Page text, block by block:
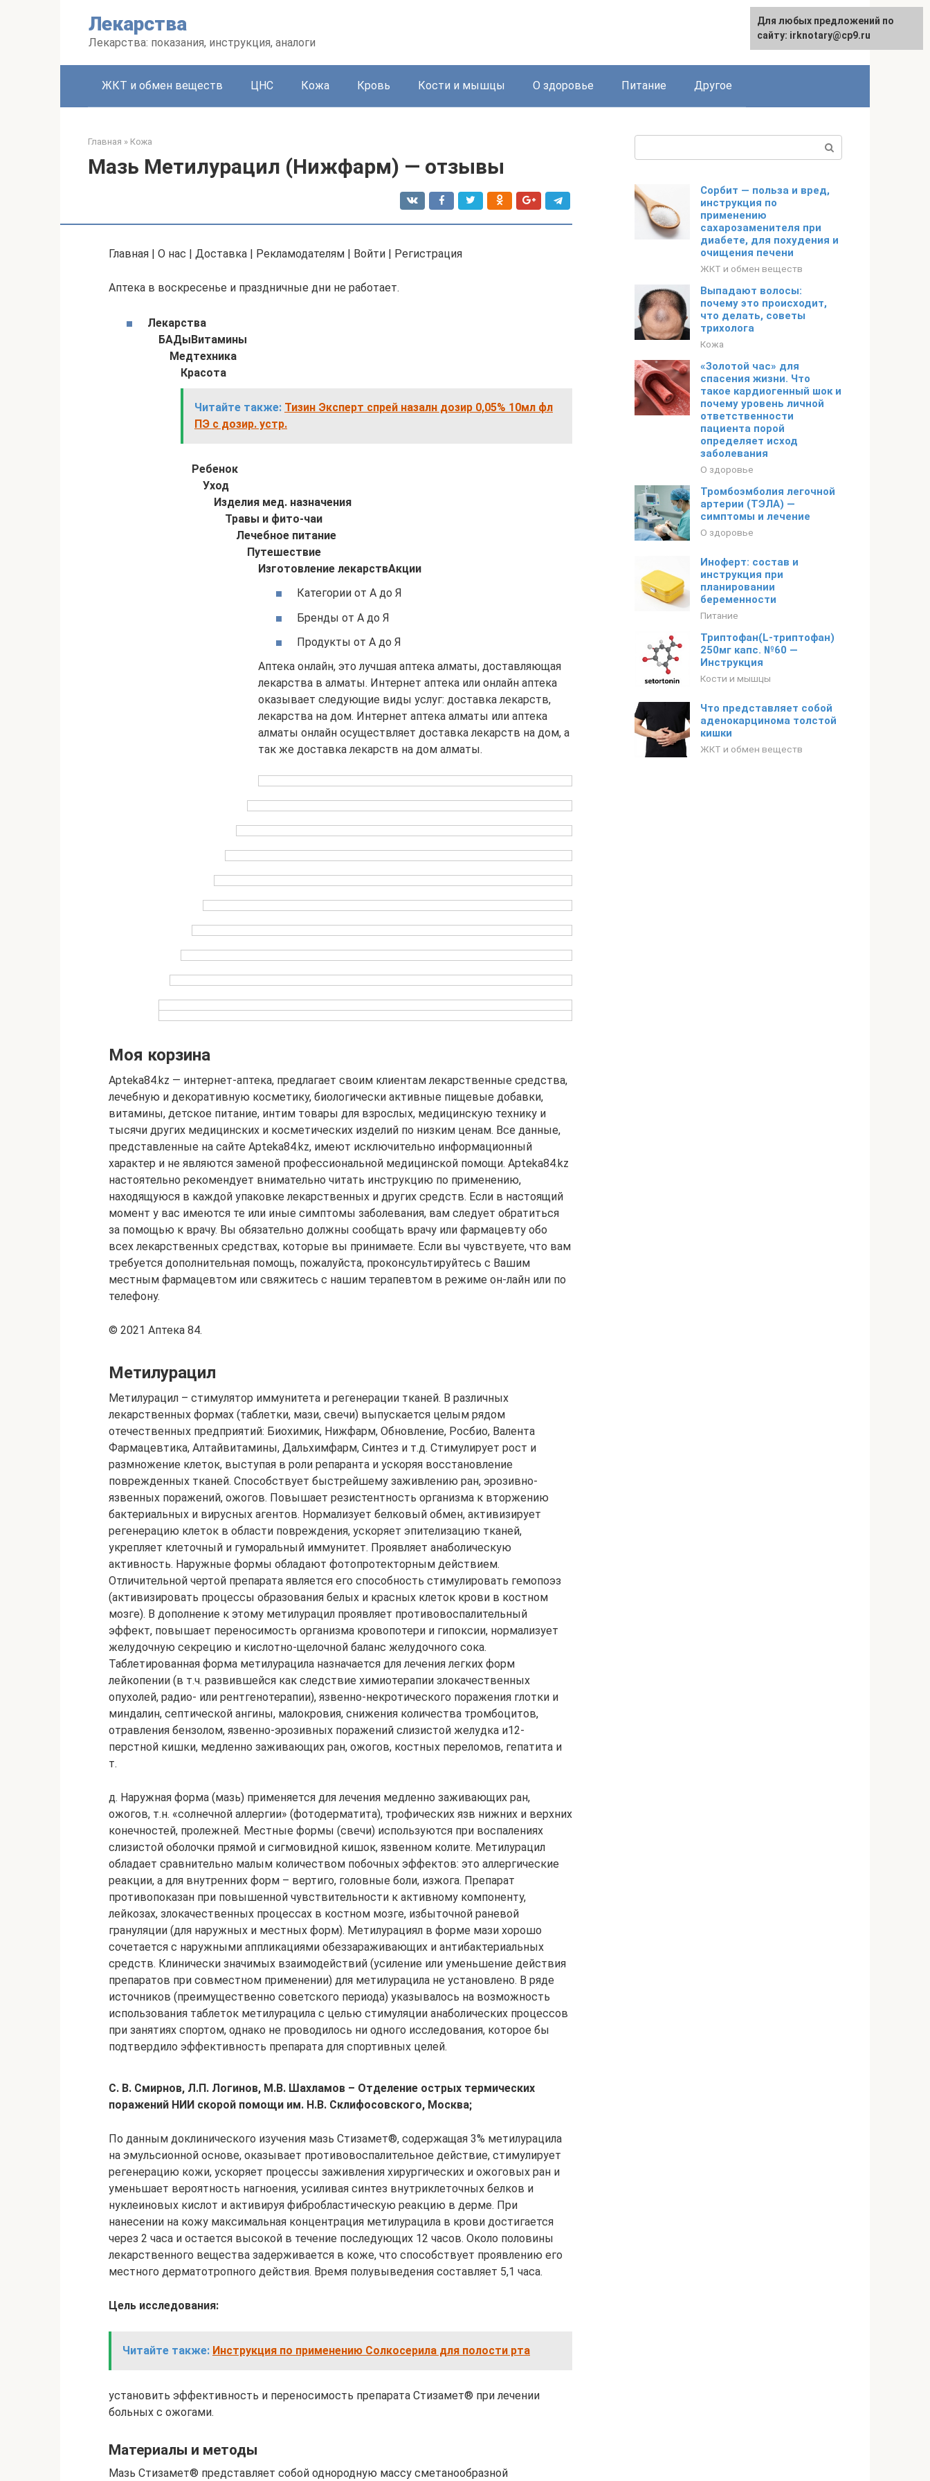
Лекарства
Лекарства: показания, инструкция, аналоги
ЖКТ и обмен веществ ЦНС Кожа Кровь Кости и мышцы О здоровье Питание Другое
Главная » Кожа
Мазь Метилурацил (Нижфарм) — отзывы
Главная | О нас | Доставка | Рекламодателям | Войти | Регистрация
Аптека в воскресенье и праздничные дни не работает.
Лекарства
БАДы Витамины
Медтехника
Красота
Читайте также: Тизин Эксперт спрей назалн дозир 0,05% 10мл фл
ПЭ с дозир. устр.
Ребенок
Уход
Изделия мед. назначения
Травы и фито-чаи
Лечебное питание
Путешествие
Изготовление лекарствАкции
Категории от А до Я
Бренды от А до Я
Продукты от А до Я
Аптека онлайн, это лучшая аптека алматы, доставляющая
лекарства в алматы. Интернет аптека или онлайн аптека
оказывает следующие виды услуг: доставка лекарств,
лекарства на дом. Интернет аптека алматы или аптека
алматы онлайн осуществляет доставка лекарств на дом, а
так же доставка лекарств на дом алматы.
Моя корзина
Apteka84.kz — интернет-аптека, предлагает своим клиентам лекарственные средства,
лечебную и декоративную косметику, биологически активные пищевые добавки,
витамины, детское питание, интим товары для взрослых, медицинскую технику и
тысячи других медицинских и косметических изделий по низким ценам. Все данные,
представленные на сайте Apteka84.kz, имеют исключительно информационный
характер и не являются заменой профессиональной медицинской помощи. Apteka84.kz
настоятельно рекомендует внимательно читать инструкцию по применению,
находящуюся в каждой упаковке лекарственных и других средств. Если в настоящий
момент у вас имеются те или иные симптомы заболевания, вам следует обратиться
за помощью к врачу. Вы обязательно должны сообщать врачу или фармацевту обо
всех лекарственных средствах, которые вы принимаете. Если вы чувствуете, что вам
требуется дополнительная помощь, пожалуйста, проконсультируйтесь с Вашим
местным фармацевтом или свяжитесь с нашим терапевтом в режиме он-лайн или по
телефону.
© 2021 Аптека 84.
Метилурацил
Метилурацил – стимулятор иммунитета и регенерации тканей. В различных
лекарственных формах (таблетки, мази, свечи) выпускается целым рядом
отечественных предприятий: Биохимик, Нижфарм, Обновление, Росбио, Валента
Фармацевтика, Алтайвитамины, Дальхимфарм, Синтез и т.д. Стимулирует рост и
размножение клеток, выступая в роли репаранта и ускоряя восстановление
поврежденных тканей. Способствует быстрейшему заживлению ран, эрозивно-
язвенных поражений, ожогов. Повышает резистентность организма к вторжению
бактериальных и вирусных агентов. Нормализует белковый обмен, активизирует
регенерацию клеток в области повреждения, ускоряет эпителизацию тканей,
укрепляет клеточный и гуморальный иммунитет. Проявляет анаболическую
активность. Наружные формы обладают фотопротекторным действием.
Отличительной чертой препарата является его способность стимулировать гемопоэз
(активизировать процессы образования белых и красных клеток крови в костном
мозге). В дополнение к этому метилурацил проявляет противовоспалительный
эффект, повышает переносимость организма кровопотери и гипоксии, нормализует
желудочную секрецию и кислотно-щелочной баланс желудочного сока.
Таблетированная форма метилурацила назначается для лечения легких форм
лейкопении (в т.ч. развившейся как следствие химиотерапии злокачественных
опухолей, радио- или рентгенотерапии), язвенно-некротического поражения глотки и
миндалин, септической ангины, малокровия, снижения количества тромбоцитов,
отравления бензолом, язвенно-эрозивных поражений слизистой желудка и12-
перстной кишки, медленно заживающих ран, ожогов, костных переломов, гепатита и
т.
д. Наружная форма (мазь) применяется для лечения медленно заживающих ран,
ожогов, т.н. «солнечной аллергии» (фотодерматита), трофических язв нижних и верхних
конечностей, пролежней. Местные формы (свечи) используются при воспалениях
слизистой оболочки прямой и сигмовидной кишок, язвенном колите. Метилурацил
обладает сравнительно малым количеством побочных эффектов: это аллергические
реакции, а для внутренних форм – вертиго, головные боли, изжога. Препарат
противопоказан при повышенной чувствительности к активному компоненту,
лейкозах, злокачественных процессах в костном мозге, избыточной раневой
грануляции (для наружных и местных форм). Метилурациял в форме мази хорошо
сочетается с наружными аппликациями обеззараживающих и антибактериальных
средств. Клинически значимых взаимодействий (усиление или уменьшение действия
препаратов при совместном применении) для метилурацила не установлено. В ряде
источников (преимущественно советского периода) указывалось на возможность
использования таблеток метилурацила с целью стимуляции анаболических процессов
при занятиях спортом, однако не проводилось ни одного исследования, которое бы
подтвердило эффективность препарата для спортивных целей.
С. В. Смирнов, Л.П. Логинов, М.В. Шахламов – Отделение острых термических
поражений НИИ скорой помощи им. Н.В. Склифосовского, Москва;
По данным доклинического изучения мазь Стизамет®, содержащая 3% метилурацила
на эмульсионной основе, оказывает противовоспалительное действие, стимулирует
регенерацию кожи, ускоряет процессы заживления хирургических и ожоговых ран и
уменьшает вероятность нагноения, усиливая синтез внутриклеточных белков и
нуклеиновых кислот и активируя фибробластическую реакцию в дерме. При
нанесении на кожу максимальная концентрация метилурацила в крови достигается
через 2 часа и остается высокой в течение последующих 12 часов. Около половины
лекарственного вещества задерживается в коже, что способствует проявлению его
местного дерматотропного действия. Время полувыведения составляет 5,1 часа.
Цель исследования:
Читайте также: Инструкция по применению Солкосерила для полости рта
установить эффективность и переносимость препарата Стизамет® при лечении
больных с ожогами.
Материалы и методы
Мазь Стизамет® представляет собой однородную массу сметанообразной
Сорбит — польза и вред,
инструкция по
применению
сахарозаменителя при
диабете, для похудения и
очищения печени
ЖКТ и обмен веществ
Выпадают волосы:
почему это происходит,
что делать, советы
трихолога
Кожа
«Золотой час» для
спасения жизни. Что
такое кардиогенный шок и
почему уровень личной
ответственности
пациента порой
определяет исход
заболевания
О здоровье
Тромбоэмболия легочной
артерии (ТЭЛА) —
симптомы и лечение
О здоровье
Иноферт: состав и
инструкция при
планировании
беременности
Питание
Триптофан(L-триптофан)
250мг капс. №60 —
Инструкция
Кости и мышцы
Что представляет собой
аденокарцинома толстой
кишки
ЖКТ и обмен веществ
Для любых предложений по
сайту: irknotary@cp9.ru